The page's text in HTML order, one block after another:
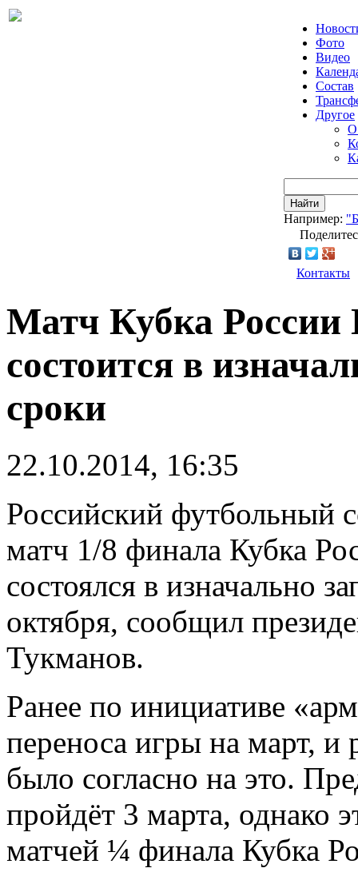
Фото
Видео
Состав
Другое
О
Найти
Например:
Контакты
Матч Кубка
состоится в
сроки
22.10.2014, 16:35
Российский футбольный
матч 1/8 финала Кубка
состоялся в изначально
октября, сообщил
Тукманов.
Ранее по инициативе
переноса игры на март, и
было согласно на это.
пройдёт 3 марта, однако
матчей ¼ финала Кубка